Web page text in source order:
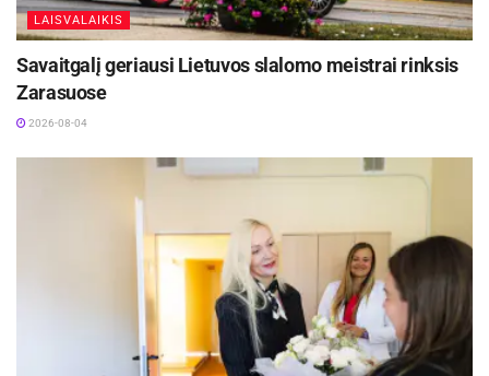
LAISVALAIKIS
Savaitgalį geriausi Lietuvos slalomo meistrai rinksis
Zarasuose
2026-08-04